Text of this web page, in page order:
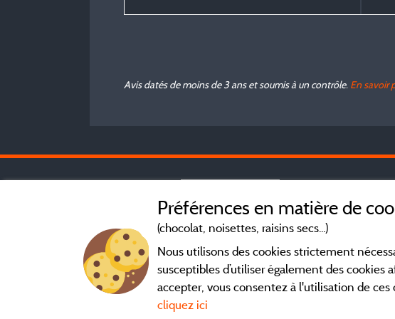
Avis datés de moins de 3 ans et soumis à un contrôle. En savoir
Préférences en matière de
(chocolat, noisettes, raisins secs...)
Nous utilisons des cookies strictement
susceptibles d’utiliser également des
accepter, vous consentez à l'utilisation de
cliquez ici